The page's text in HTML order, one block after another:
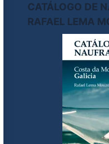
CATÁLOGO DE
RAFAEL LEMA